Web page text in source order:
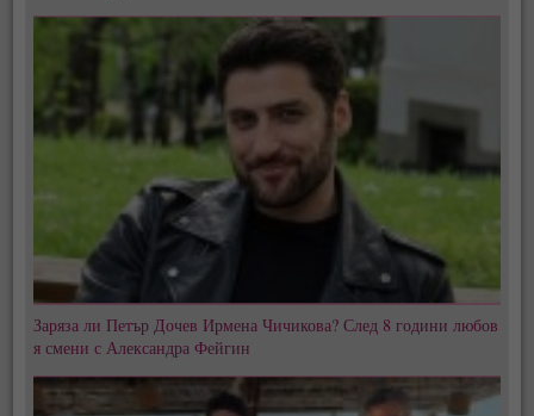
Заряза ли Петър Дочев Ирмена Чичикова? След 8 години любов
я смени с Александра Фейгин